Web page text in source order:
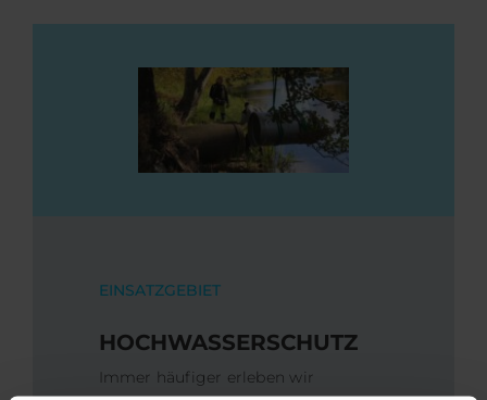
EINSATZGEBIET
HOCHWASSERSCHUTZ
Immer häufiger erleben wir